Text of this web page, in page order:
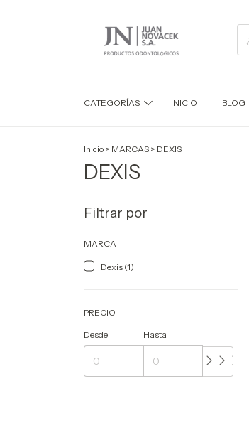
CATEGORÍAS INICIO BLOG
Inicio > MARCAS > DEXIS
DEXIS
Filtrar por
MARCA
Dexis (1)
PRECIO
Desde Hasta